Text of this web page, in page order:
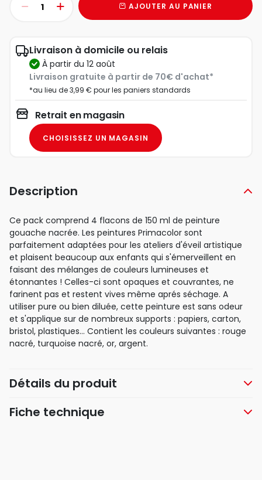
AJOUTER AU PANIER
Livraison à domicile ou relais
à partir du 12 août
Livraison gratuite à partir de 70€ d'achat*
*au lieu de 3,99 € pour les paniers standards
Retrait en magasin
CHOISISSEZ UN MAGASIN
Description
Ce pack comprend 4 flacons de 150 ml de peinture
gouache nacrée. Les peintures Primacolor sont
parfaitement adaptées pour les ateliers d'éveil artistique
et plaisent beaucoup aux enfants qui s'émerveillent en
faisant des mélanges de couleurs lumineuses et
étonnantes ! Celles-ci sont opaques et couvrantes, ne
farinent pas et restent vives même aprés séchage. A
utiliser pure ou bien diluée, cette peinture est sans odeur
et s'applique sur de nombreux supports : papiers, carton,
bristol, plastiques... Contient les couleurs suivantes : rouge
nacré, turquoise nacré, or, argent.
Détails du produit
Fiche technique